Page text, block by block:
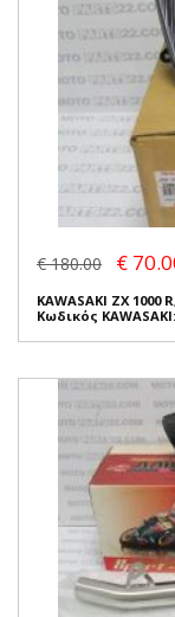
€ 180.00 €
KAWASAKI ZX
Κωδικός